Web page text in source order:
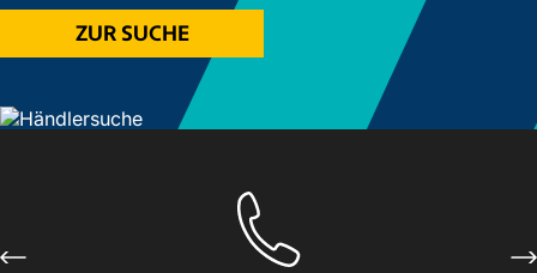
ZUR SUCHE
Previous